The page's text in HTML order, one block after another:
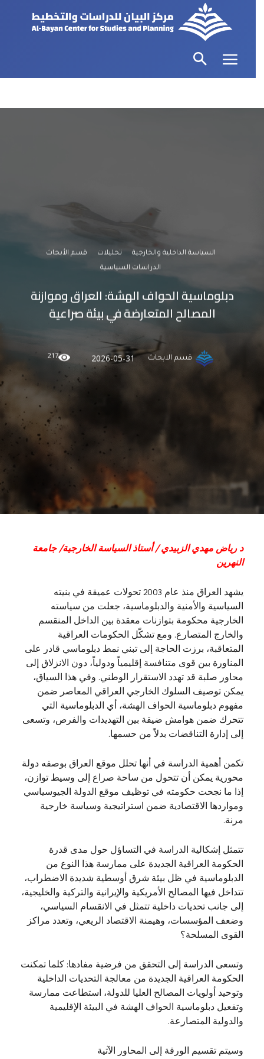
السياسة الداخلية والخارجية تحليلات
قسم الأبحاث
الدراسات السياسية
دبلوماسية الحواف الهشة: العراق وموازنة
المصالح المتعارضة في بيئة صراعية
قسم الابحاث 2026-05-31
217
د رياض مهدي الزبيدي / أستاذ السياسة الخارجية/ جامعة
النهرين
يشهد العراق منذ عام 2003 تحولات عميقة في بنيته
السياسية والأمنية والدبلوماسية، جعلت من سياسته
الخارجية محكومة بتوازنات معقدة بين الداخل المنقسم
والخارج المتصارع. ومع تشكّل الحكومات العراقية
المتعاقبة، برزت الحاجة إلى تبني نمط دبلوماسي قادر على
المناورة بين قوى متنافسة إقليمياً ودولياً، دون الانزلاق إلى
محاور صلبة قد تهدد الاستقرار الوطني. وفي هذا السياق،
يمكن توصيف السلوك الخارجي العراقي المعاصر ضمن
مفهوم دبلوماسية الحواف الهشة، أي الدبلوماسية التي
تتحرك ضمن هوامش ضيقة بين التهديدات والفرص، وتسعى
إلى إدارة التناقضات بدلاً من حسمها.
تكمن أهمية الدراسة في أنها تحلل موقع العراق بوصفه دولة
محورية يمكن أن تتحول من ساحة صراع إلى وسيط توازن،
إذا ما نجحت حكومته في توظيف موقع الدولة الجيوسياسي
ومواردها الاقتصادية ضمن استراتيجية وسياسة خارجية
مرنة.
تتمثل إشكالية الدراسة في التساؤل حول مدى قدرة
الحكومة العراقية الجديدة على ممارسة هذا النوع من
الدبلوماسية في ظل بيئة شرق أوسطية شديدة الاضطراب،
تتداخل فيها المصالح الأمريكية والإيرانية والتركية والخليجية،
إلى جانب تحديات داخلية تتمثل في الانقسام السياسي،
وضعف المؤسسات، وهيمنة الاقتصاد الريعي، وتعدد مراكز
القوى المسلحة؟
وتسعى الدراسة إلى التحقق من فرضية مفادها: كلما تمكنت
الحكومة العراقية الجديدة من معالجة التحديات الداخلية
وتوحيد أولويات المصالح العليا للدولة، استطاعت ممارسة
وتفعيل دبلوماسية الحواف الهشة في البيئة الإقليمية
والدولية المتصارعة.
وسيتم تقسيم الورقة إلى المحاور الآتية